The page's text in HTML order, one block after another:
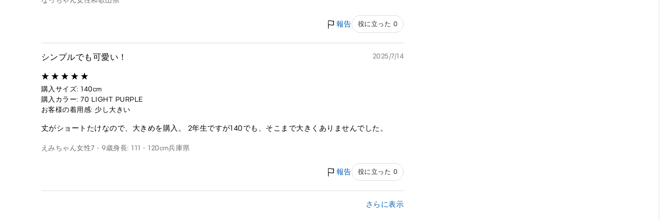
報告 役に立った 0
シンプルでも可愛い！ 2025/7/14
購入サイズ: 140cm
購入カラー: 70 LIGHT PURPLE
お客様の着用感: 少し大きい
丈がショートたけなので、大きめを購入。 2年生ですが140でも、そこまで大きくありませんでした。
えみちゃん女性7 - 9歳身長: 111 - 120cm兵庫県
報告 役に立った 0
さらに表示